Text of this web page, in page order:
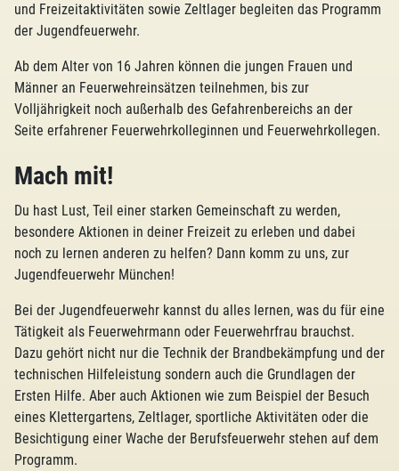
und Freizeitaktivitäten sowie Zeltlager begleiten das Programm
der Jugendfeuerwehr.
Ab dem Alter von 16 Jahren können die jungen Frauen und
Männer an Feuerwehreinsätzen teilnehmen, bis zur
Volljährigkeit noch außerhalb des Gefahrenbereichs an der
Seite erfahrener Feuerwehrkolleginnen und Feuerwehrkollegen.
Mach mit!
Du hast Lust, Teil einer starken Gemeinschaft zu werden,
besondere Aktionen in deiner Freizeit zu erleben und dabei
noch zu lernen anderen zu helfen? Dann komm zu uns, zur
Jugendfeuerwehr München!
Bei der Jugendfeuerwehr kannst du alles lernen, was du für eine
Tätigkeit als Feuerwehrmann oder Feuerwehrfrau brauchst.
Dazu gehört nicht nur die Technik der Brandbekämpfung und der
technischen Hilfeleistung sondern auch die Grundlagen der
Ersten Hilfe. Aber auch Aktionen wie zum Beispiel der Besuch
eines Klettergartens, Zeltlager, sportliche Aktivitäten oder die
Besichtigung einer Wache der Berufsfeuerwehr stehen auf dem
Programm.